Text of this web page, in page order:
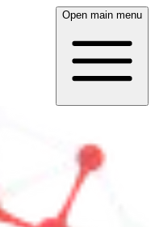
Open main menu